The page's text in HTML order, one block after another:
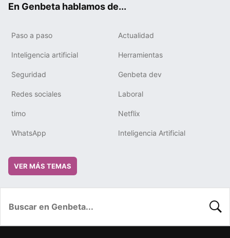
En Genbeta hablamos de...
Paso a paso Actualidad
Inteligencia artificial Herramientas
Seguridad Genbeta dev
Redes sociales Laboral
timo Netflix
WhatsApp Inteligencia Artificial
VER MÁS TEMAS